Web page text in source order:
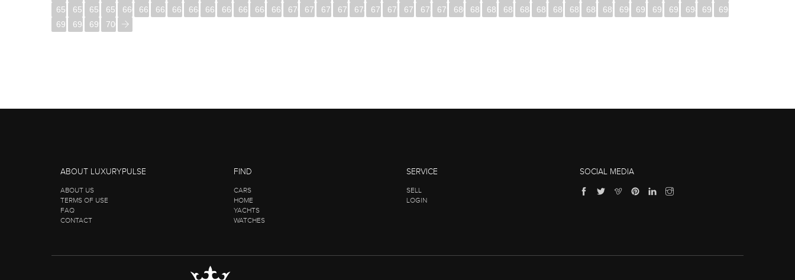
656
657 658 659 660 661 662 663 664 665 666 667 668 669 670 671 672 673 674 675 676 677 678 679 680 681 682 683 684 685 686 687 688 689 690 691 692 693 694 695
696
697
698 699 700
ABOUT LUXURYPULSE
ABOUT US
TERMS OF USE
FAQ
CONTACT
FIND
CARS
HOME
YACHTS
WATCHES
SERVICE
SELL
LOGIN
SOCIAL MEDIA